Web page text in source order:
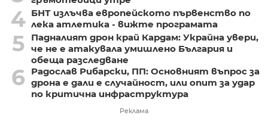
4 БНТ излъчва европейското първенство по
лека атлетика - вижте програмата
5
Падналият дрон край Кардам: Украйна увери,
че не е атакувала умишлено България и
обеща разследване
6
Радослав Рибарски, ПП: Основният въпрос за
дрона е дали е случайност, или опит за удар
по критична инфраструктура
Реклама